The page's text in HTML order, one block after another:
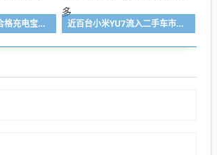
大量机场拦截的不合格充电宝，到底去哪了？记者调查 近百台小米YU7流入二手车市场 现车当天提普遍加价1万多